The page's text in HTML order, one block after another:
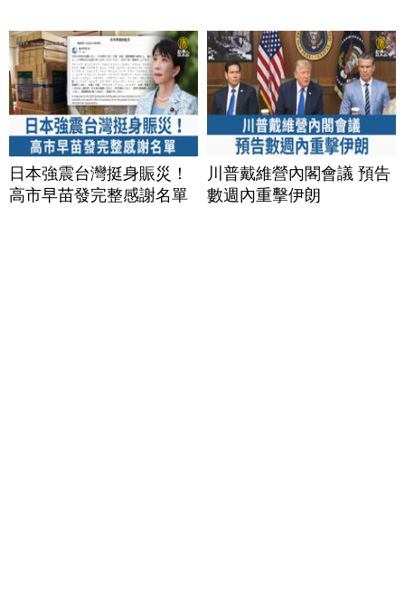
日本強震台灣挺身賑災！
高市早苗發完整感謝名單
川普戴維營內閣會議 預告
數週內重擊伊朗